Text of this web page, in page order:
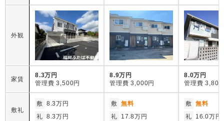
外観
家賃
8.3万円
管理費 3,500円
8.9万円
管理費 3,000円
8.0万円
管理費 3,800
敷礼
敷 8.3万円
礼 8.3万円
敷 無料
礼
17.8万円
敷 無料
礼
16.0万円